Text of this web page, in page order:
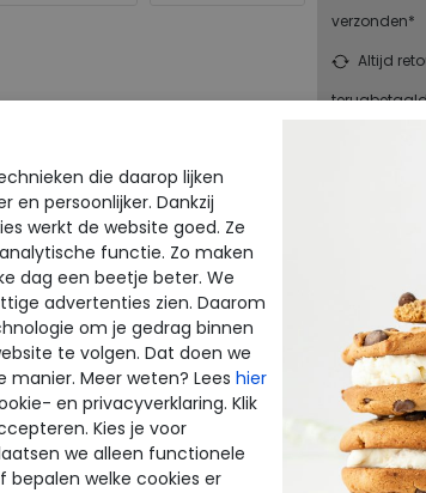
verzonden*
Altijd
Materiaal
Uitneembaar
voetbed
die daarop lijken
en persoonlijker. Dankzij
werkt de website goed. Ze
functie. Zo maken
dag een beetje beter. We
advertenties zien. Daarom
om je gedrag binnen
te volgen. Dat doen we
manier. Meer weten? Lees hier
en privacyverklaring. Klik
Kies je voor
we alleen functionele
bepalen welke cookies er